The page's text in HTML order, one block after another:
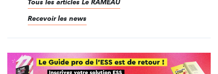
Tous les articles Le RAMEAU
Recevoir les news